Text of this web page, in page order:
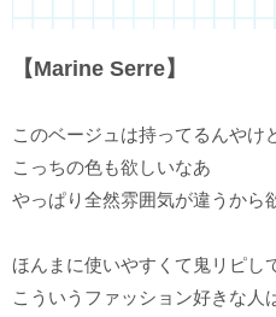
【Marine Serre】
このベージュは持ってるんやけ
こっちの色も欲しいなあ
やっぱり全然雰囲気が違うから
ほんまに使いやすくて鬼リピし
こういうファッション好きな人